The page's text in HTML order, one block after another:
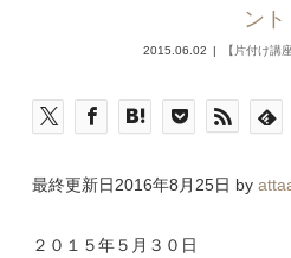
ント
2015.06.02 【片付け講
最終更新日2016年8月25日 by
２０１５年５月３０日